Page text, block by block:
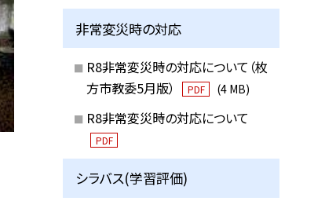
非常変災時の対応
R8非常変災時の対応について（枚
方市教委5月版）
PDF (4 MB)
R8非常変災時の対応について
PDF
シラバス(学習評価)